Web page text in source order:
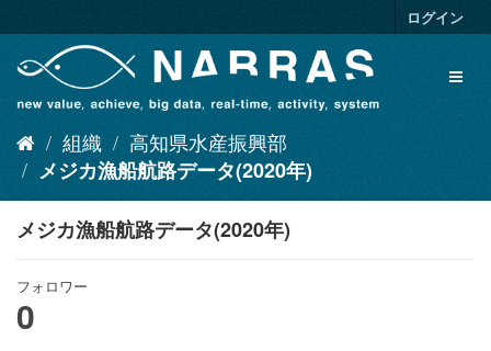
キ
ログイン
組織
高知県水産振興部
メジカ漁船航路データ(2020年)
メジカ漁船航路データ(2020年)
フォロワー
0